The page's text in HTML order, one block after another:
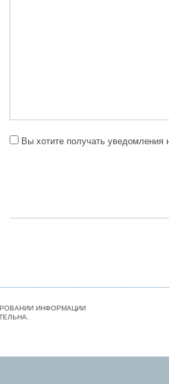
Вы хотите получать
ИНФОРМАЦИИ